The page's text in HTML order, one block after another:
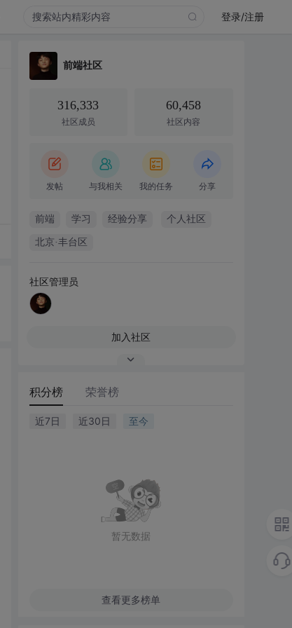
登录/注册
前端社区
316,333
社区成员
60,458
社区内容
发帖 与我相关 我的任务 分享
前端 学习 经验分享 个人社区
北京·丰台区
社区管理员
加入社区
积分榜 荣誉榜
近7日 近30日 至今
暂无数据
查看更多榜单